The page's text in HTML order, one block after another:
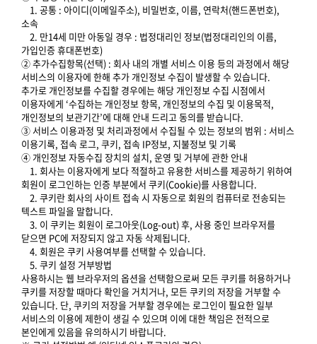
1. 공통 : 아이디(이메일주소), 비밀번호, 이름, 연락처(핸드폰번호),
소속
2. 만14세 미만 아동일 경우 : 법정대리인 정보(법정대리인의 이름,
가입인증 휴대폰번호)
② 추가수집항목(선택) : 회사 내의 개별 서비스 이용 등의 과정에서 해당
서비스의 이용자에 한해 추가 개인정보 수집이 발생할 수 있습니다.
추가로 개인정보를 수집할 경우에는 해당 개인정보 수집 시점에서
이용자에게 ‘수집하는 개인정보 항목, 개인정보의 수집 및 이용목적,
개인정보의 보관기간’에 대해 안내 드리고 동의를 받습니다.
③ 서비스 이용과정 및 처리과정에서 수집될 수 있는 정보의 범위 : 서비스
이용기록, 접속 로그, 쿠키, 접속 IP정보, 지불정보 및 기록
④ 개인정보 자동수집 장치의 설치, 운영 및 거부에 관한 안내
1. 회사는 이용자에게 보다 적절하고 유용한 서비스를 제공하기 위하여
회원이 로그인하는 인증 부분에서 쿠키(Cookie)를 사용합니다.
2. 쿠키란 회사의 사이트 접속 시 자동으로 회원의 컴퓨터로 전송되는
텍스트 파일을 말합니다.
3. 이 쿠키는 회원이 로그아웃(Log-out) 후, 사용 중인 브라우저를
닫으면 PC에 저장되지 않고 자동 삭제됩니다.
4. 회원은 쿠키 사용여부를 선택할 수 있습니다.
5. 쿠키 설정 거부방법
사용하시는 웹 브라우저의 옵션을 선택함으로써 모든 쿠키를 허용하거나
쿠키를 저장할 때마다 확인을 거치거나, 모든 쿠키의 저장을 거부할 수
있습니다. 단, 쿠키의 저장을 거부할 경우에는 로그인이 필요한 일부
서비스의 이용에 제한이 생길 수 있으며 이에 대한 책임은 전적으로
본인에게 있음을 유의하시기 바랍니다.